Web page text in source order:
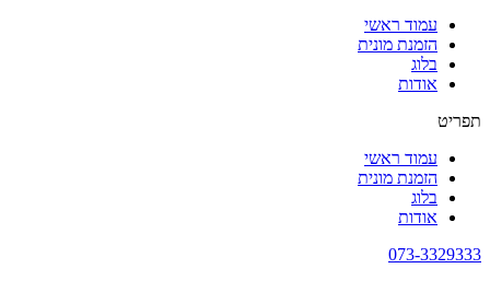
עמוד ראשי
הזמנת מונית
בלוג
אודות
תפריט
עמוד ראשי
הזמנת מונית
בלוג
אודות
073-3329333